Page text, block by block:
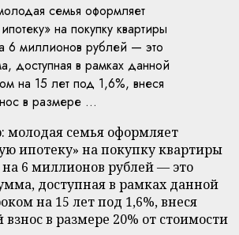
семья оформляет
на покупку квартиры
6 миллионов рублей — это
доступная в рамках данной
на 15 лет под 1,6%, внеся
в размере ...
молодая семья оформляет
ипотеку» на покупку квартиры
на 6 миллионов рублей — это
доступная в рамках данной
на 15 лет под 1,6%, внеся
в размере 20% от стоимости